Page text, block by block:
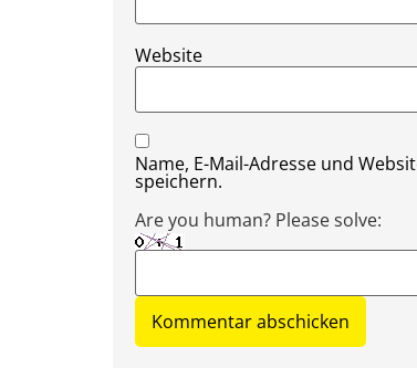
Website
Name, E-Mail-Adresse und
speichern.
Are you human? Please solve: